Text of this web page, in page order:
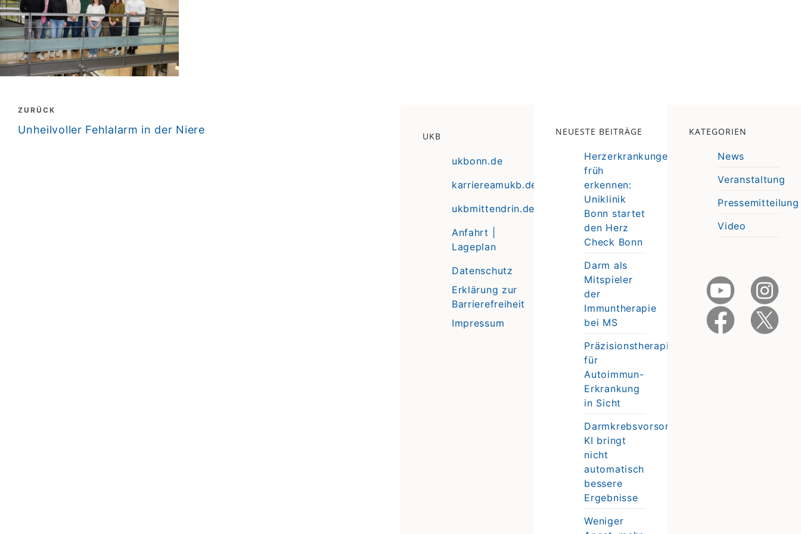
Beitragsnavigation
ZURÜCK
zurück
Unheilvoller Fehlalarm in der Niere
UKB
ukbonn.de
karriereamukb.de
ukbmittendrin.de
Anfahrt |
Lageplan
Datenschutz
Erklärung zur
Barrierefreiheit
Impressum
NEUESTE BEITRÄGE
Herzerkrankungen
früh
erkennen:
Uniklinik
Bonn startet
den Herz
Check Bonn
Darm als
Mitspieler
der
Immuntherapie
bei MS
Präzisionstherapie
für
Autoimmun-
Erkrankung
in Sicht
Darmkrebsvorsorge:
KI bringt
nicht
automatisch
bessere
Ergebnisse
Weniger
KATEGORIEN
News
Veranstaltung
Pressemitteilung
Video